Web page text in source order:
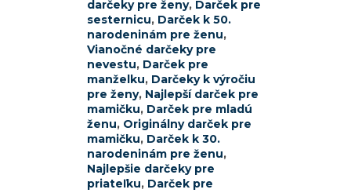
darčeky pre ženy, Darček pre
sesternicu, Darček k 50.
narodeninám pre ženu,
Vianočné darčeky pre
nevestu, Darček pre
manželku, Darčeky k výročiu
pre ženy, Najlepší darček pre
mamičku, Darček pre mladú
ženu, Originálny darček pre
mamičku, Darček k 30.
narodeninám pre ženu,
Najlepšie darčeky pre
priateľku, Darček pre